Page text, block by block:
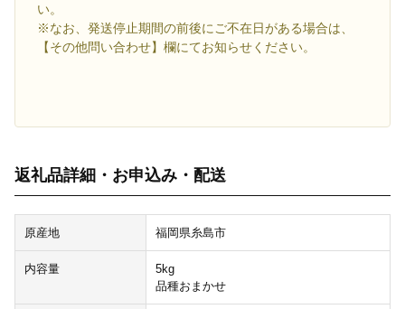
い。
※なお、発送停止期間の前後にご不在日がある場合は、
【その他問い合わせ】欄にてお知らせください。
返礼品詳細・お申込み・配送
原産地 福岡県糸島市
内容量
5kg
品種おまかせ